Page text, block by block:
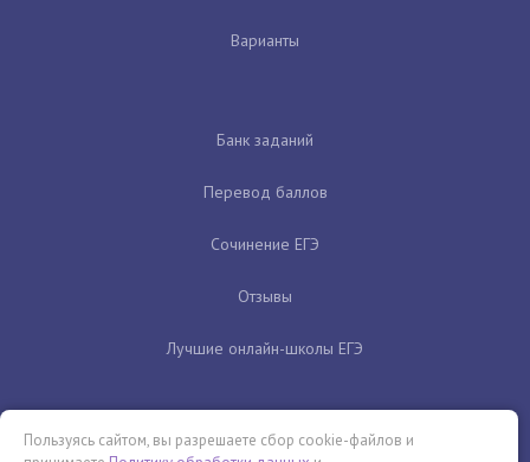
Варианты
Банк заданий
Перевод баллов
Сочинение ЕГЭ
Отзывы
Лучшие онлайн-школы ЕГЭ
Пользуясь сайтом, вы разрешаете сбор cookie-файлов и